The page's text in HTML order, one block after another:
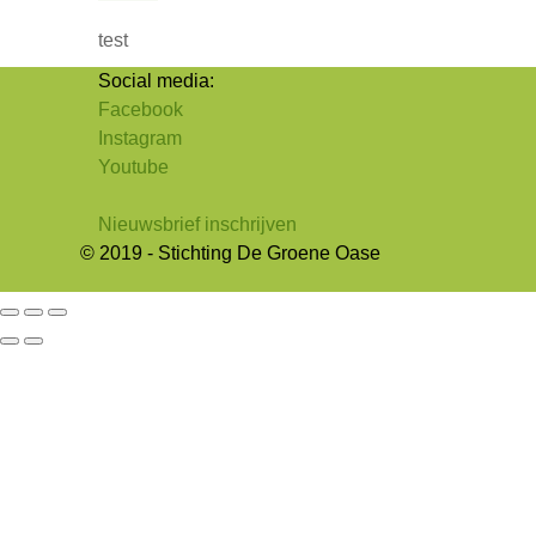
test
Social media:
Facebook
Instagram
Youtube
Nieuwsbrief inschrijven
© 2019 - Stichting De Groene Oase